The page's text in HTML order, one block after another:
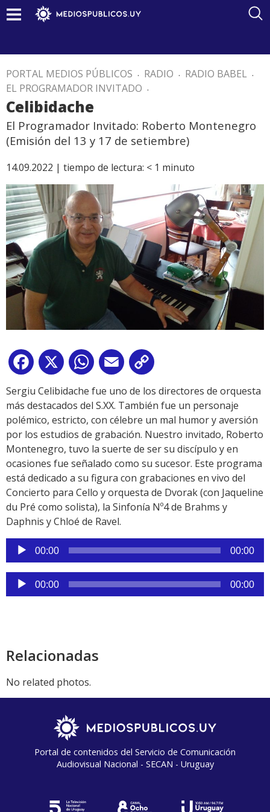
PORTAL MEDIOS PÚBLICOS . RADIO . RADIO BABEL .
EL PROGRAMADOR INVITADO .
Celibidache
El Programador Invitado: Roberto Montenegro
(Emisión del 13 y 17 de setiembre)
14.09.2022 | tiempo de lectura: < 1 minuto
Facebook
X WhatsApp
Email
Link
Sergiu Celibidache fue uno de los directores de orquesta
más destacados del S.XX. También fue un personaje
polémico, estricto, con célebre un mal humor y aversión
por los estudios de grabación. Nuestro invitado, Roberto
Montenegro, tuvo la suerte de ser su discípulo y en
ocasiones fue señalado como su sucesor. Este programa
está dedicado a su figura con grabaciones en vivo del
Concierto para Cello y orquesta de Dvorak (con Jaqueline
du Pré como solista), la Sinfonía Nº4 de Brahms y
Daphnis y Chloé de Ravel.
Reproductor
de
audio
00:00 00:00
Reproductor
de
00:00 00:00
Relacionadas
No related photos.
Portal de contenidos del Servicio de Comunicación
Audiovisual Nacional - SECAN - Uruguay